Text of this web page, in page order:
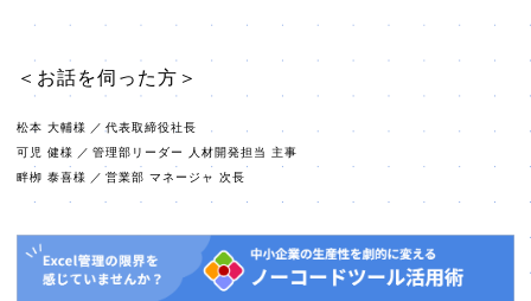
＜お話を伺った方＞
松本 大輔様 ／ 代表取締役社長
可児 健様 ／ 管理部リーダー 人材開発担当 主事
畔栁 泰喜様 ／ 営業部 マネージャ 次長